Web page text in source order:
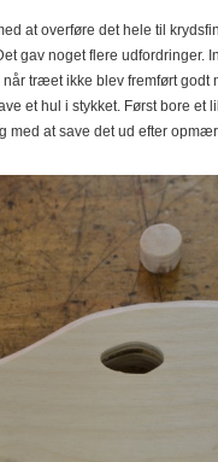
at overføre det hele til
gav noget flere udfordringer.
træet ikke blev fremført godt
et hul i stykket. Først bore et
med at save det ud efter